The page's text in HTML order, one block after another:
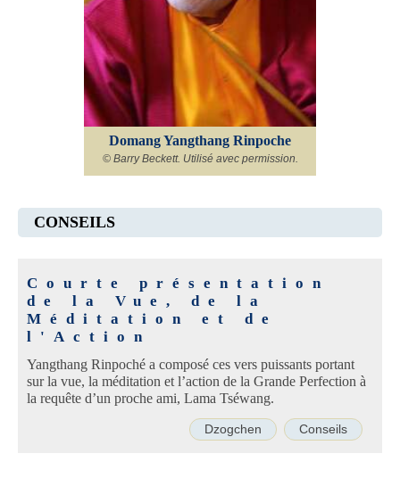
Domang Yangthang Rinpoche
© Barry Beckett. Utilisé avec permission.
CONSEILS
Courte présentation
de la Vue, de la
Méditation et de
l'Action
Yangthang Rinpoché a composé ces vers puissants portant
sur la vue, la méditation et l’action de la Grande Perfection à
la requête d’un proche ami, Lama Tséwang.
Dzogchen Conseils